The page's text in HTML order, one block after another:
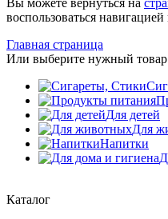
Вы можете вернуться на
воспользоваться
Главная страница
Или выберите нужный товар
Для детей
Для
Напитки
Каталог